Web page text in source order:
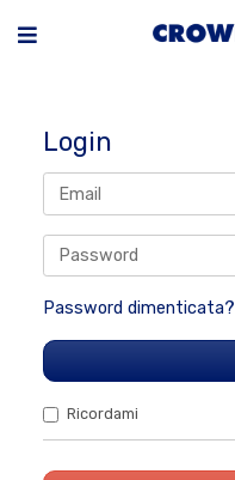
Login
Password dimenticata?
Ricordami